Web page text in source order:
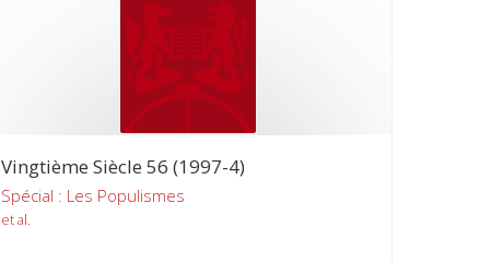
Vingtième Siècle 56 (1997-4)
Spécial : Les Populismes
et al.